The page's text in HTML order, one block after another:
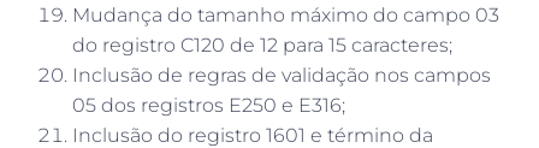
Mudança do tamanho máximo do campo 03
do registro C120 de 12 para 15 caracteres;
Inclusão de regras de validação nos campos
05 dos registros E250 e E316;
Inclusão do registro 1601 e término da